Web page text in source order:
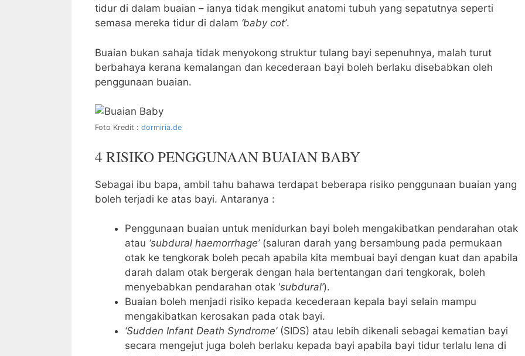
tidur di dalam buaian – ianya tidak mengikut anatomi tubuh yang sepatutnya seperti
semasa mereka tidur di dalam ‘baby cot’.
Buaian bukan sahaja tidak menyokong struktur tulang bayi sepenuhnya, malah turut
berbahaya kerana kemalangan dan kecederaan bayi boleh berlaku disebabkan oleh
penggunaan buaian.
Foto Kredit : dormiria.de
4 RISIKO PENGGUNAAN BUAIAN BABY
Sebagai ibu bapa, ambil tahu bahawa terdapat beberapa risiko penggunaan buaian yang
boleh terjadi ke atas bayi. Antaranya :
Penggunaan buaian untuk menidurkan bayi boleh mengakibatkan pendarahan otak
atau ‘subdural haemorrhage’(saluran darah yang bersambung pada permukaan
otak ke tengkorak boleh pecah apabila kita membuai bayi dengan kuat dan apabila
darah dalam otak bergerak dengan hala bertentangan dari tengkorak, boleh
menyebabkan pendarahan otak ‘subdural’).
Buaian boleh menjadi risiko kepada kecederaan kepala bayi selain mampu
mengakibatkan kerosakan pada otak bayi.
‘Sudden Infant Death Syndrome’(SIDS) atau lebih dikenali sebagai kematian bayi
secara mengejut juga boleh berlaku kepada bayi apabila bayi tidur terlalu lena di